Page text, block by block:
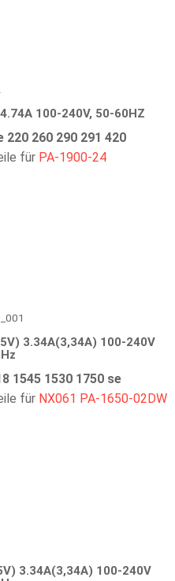
100-240V, 50-60HZ
260 290 291 420
für PA-1900-24
3.34A(3,34A) 100-240V
1545 1530 1750 se
für NX061 PA-1650-02DW
3.34A(3,34A) 100-240V